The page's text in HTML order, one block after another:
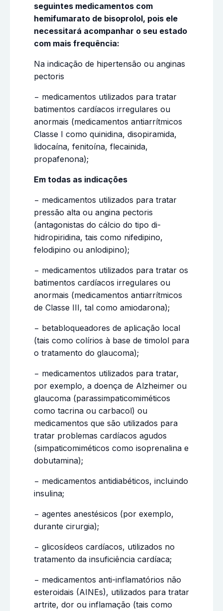
seguintes medicamentos com
hemifumarato de bisoprolol, pois ele
necessitará acompanhar o seu estado
com mais frequência:
Na indicação de hipertensão ou anginas
pectoris
− medicamentos utilizados para tratar
batimentos cardíacos irregulares ou
anormais (medicamentos antiarrítmicos
Classe I como quinidina, disopiramida,
lidocaína, fenitoína, flecainida,
propafenona);
Em todas as indicações
− medicamentos utilizados para tratar
pressão alta ou angina pectoris
(antagonistas do cálcio do tipo di-
hidropiridina, tais como nifedipino,
felodipino ou anlodipino);
− medicamentos utilizados para tratar os
batimentos cardíacos irregulares ou
anormais (medicamentos antiarrítmicos
de Classe III, tal como amiodarona);
− betabloqueadores de aplicação local
(tais como colírios à base de timolol para
o tratamento do glaucoma);
− medicamentos utilizados para tratar,
por exemplo, a doença de Alzheimer ou
glaucoma (parassimpaticomiméticos
como tacrina ou carbacol) ou
medicamentos que são utilizados para
tratar problemas cardíacos agudos
(simpaticomiméticos como isoprenalina e
dobutamina);
− medicamentos antidiabéticos, incluindo
insulina;
− agentes anestésicos (por exemplo,
durante cirurgia);
− glicosídeos cardíacos, utilizados no
tratamento da insuficiência cardíaca;
− medicamentos anti-inflamatórios não
esteroidais (AINEs), utilizados para tratar
artrite, dor ou inflamação (tais como